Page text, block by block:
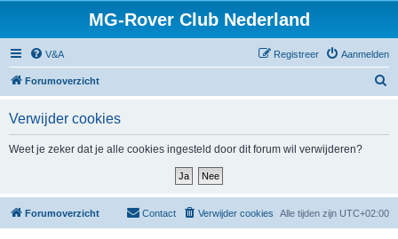
MG-Rover Club Nederland
V&A Aanmelden
Registreer
Forumoverzicht
Verwijder cookies
Weet je zeker dat je alle cookies ingesteld door dit forum wil verwijderen?
Forumoverzicht Alle tijden zijn UTC+02:00
Verwijder cookies
Contact